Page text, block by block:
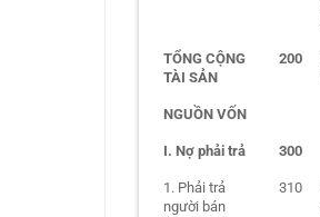
TỔNG CỘNG
TÀI SẢN
200
NGUỒN VỐN
I. Nợ phải trả 300
1. Phải trả
người bán
310